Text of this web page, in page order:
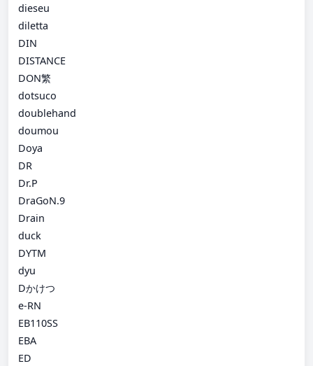
dieseu
diletta
DIN
DISTANCE
DON繁
dotsuco
doublehand
doumou
Doya
DR
Dr.P
DraGoN.9
Drain
duck
DYTM
dyu
Dかけつ
e-RN
EB110SS
EBA
ED